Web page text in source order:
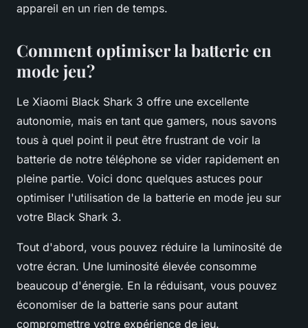
appareil en un rien de temps.
Comment optimiser la batterie en
mode jeu?
Le Xiaomi Black Shark 3 offre une excellente
autonomie, mais en tant que gamers, nous savons
tous à quel point il peut être frustrant de voir la
batterie de notre téléphone se vider rapidement en
pleine partie. Voici donc quelques astuces pour
optimiser l'utilisation de la batterie en mode jeu sur
votre Black Shark 3.
Tout d'abord, vous pouvez réduire la luminosité de
votre écran. Une luminosité élevée consomme
beaucoup d'énergie. En la réduisant, vous pouvez
économiser de la batterie sans pour autant
compromettre votre expérience de jeu.